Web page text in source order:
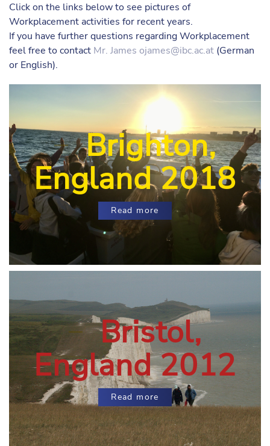
Click on the links below to see pictures of
Workplacement activities for recent years.
If you have further questions regarding Workplacement
feel free to contact Mr. James ojames@ibc.ac.at (German
or English).
Brighton,
England 2018
Read more
Bristol,
England 2012
Read more